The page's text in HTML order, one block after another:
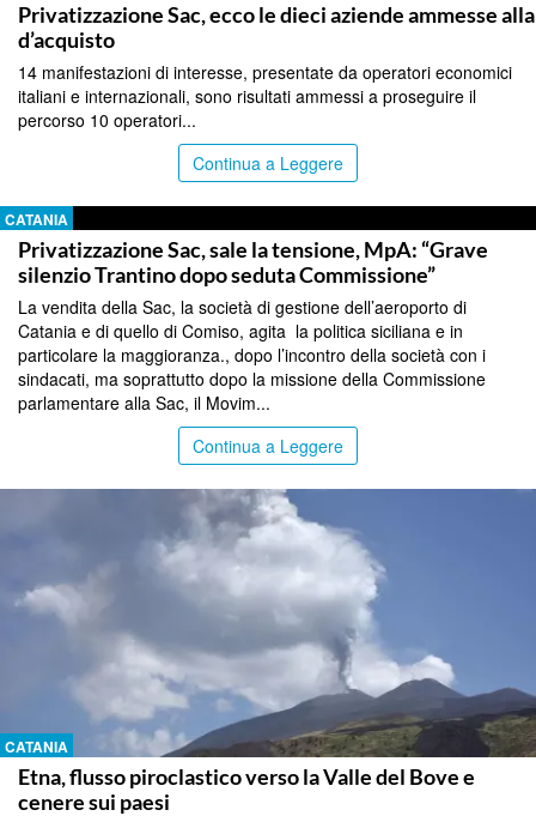
Privatizzazione Sac, ecco le dieci aziende ammesse
d’acquisto
14 manifestazioni di interesse, presentate da operatori economici
italiani e internazionali, sono risultati ammessi a proseguire il
percorso 10 operatori...
Continua a Leggere
CATANIA
Privatizzazione Sac, sale la tensione, MpA: “Grave
silenzio Trantino dopo seduta Commissione”
La vendita della Sac, la società di gestione dell’aeroporto di
Catania e di quello di Comiso, agita la politica siciliana e in
particolare la maggioranza., dopo l’incontro della società con i
sindacati, ma soprattutto dopo la missione della Commissione
parlamentare alla Sac, il Movim...
Continua a Leggere
CATANIA
Etna, flusso piroclastico verso la Valle del Bove e
cenere sui paesi